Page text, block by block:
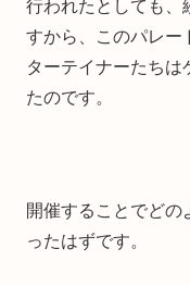
行われたとしても、
すから、このパレー
ターテイナーたちは
たのです。
開催することでど
ったはずです。